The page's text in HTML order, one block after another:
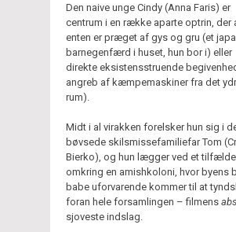
Den naive unge Cindy (Anna Faris) er
centrum i en række aparte optrin, der
enten er præget af gys og gru (et
barnegenfærd i huset, hun bor i) eller
direkte eksistensstruende
angreb af kæmpemaskiner fra det
rum).
Midt i al virakken forelsker hun sig i
bøvsede skilsmissefamiliefar Tom
Bierko), og hun lægger ved et tilfælde
omkring en amishkoloni, hvor byens
babe uforvarende kommer til at
foran hele forsamlingen – filmens
sjoveste indslag.